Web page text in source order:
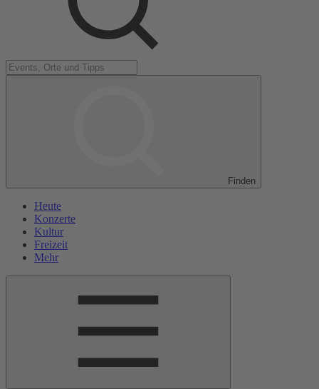
Finden
Heute
Konzerte
Kultur
Freizeit
Mehr